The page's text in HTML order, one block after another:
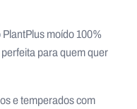
moído 100%
para quem quer
e temperados com